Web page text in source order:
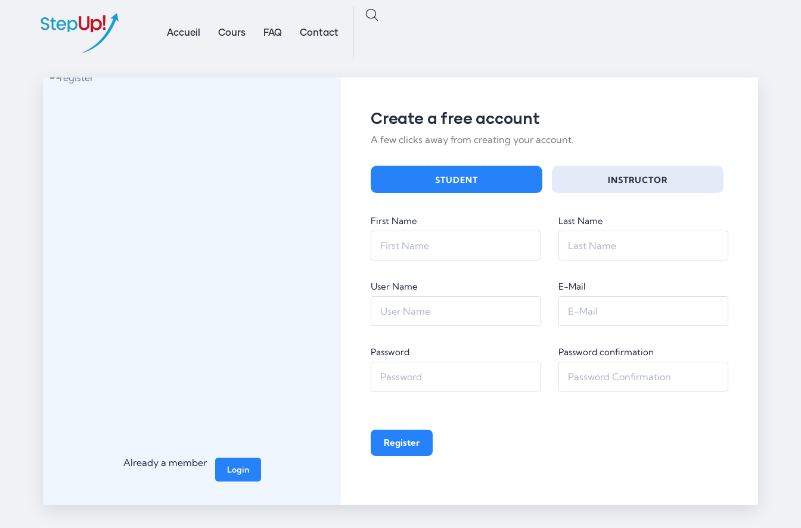
Accueil Cours FAQ Contact
Already a member
Login
Create a free account
A few clicks away from creating your account.
STUDENT INSTRUCTOR
First Name Last Name
User Name E-Mail
Password Password confirmation
Register